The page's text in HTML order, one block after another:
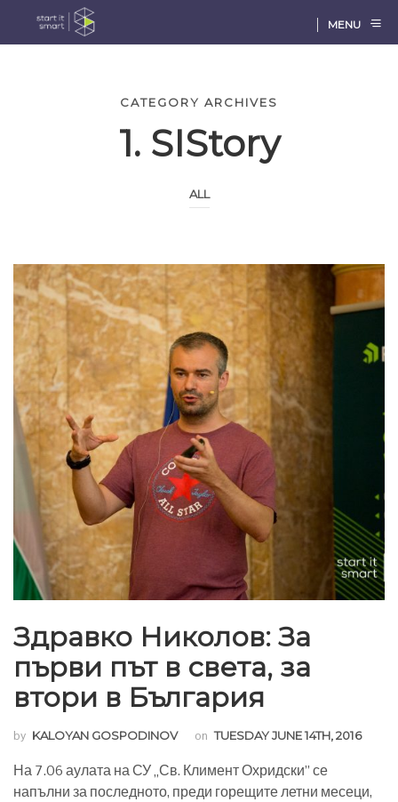
MENU
CATEGORY ARCHIVES
1. SIStory
ALL
Здравко Николов: За
първи път в света, за
втори в България
by KALOYAN GOSPODINOV on TUESDAY JUNE 14TH, 2016
На 7.06 аулата на СУ „Св. Климент Охридски” се
напълни за последното, преди горещите летни месеци,